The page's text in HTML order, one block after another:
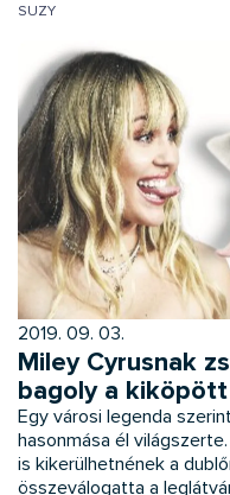
SUZY
2019. 09. 03.
Miley Cyrusnak
bagoly a kiköpött
Egy városi legenda
hasonmása él
is kikerülhetnének a
összeválogatta a